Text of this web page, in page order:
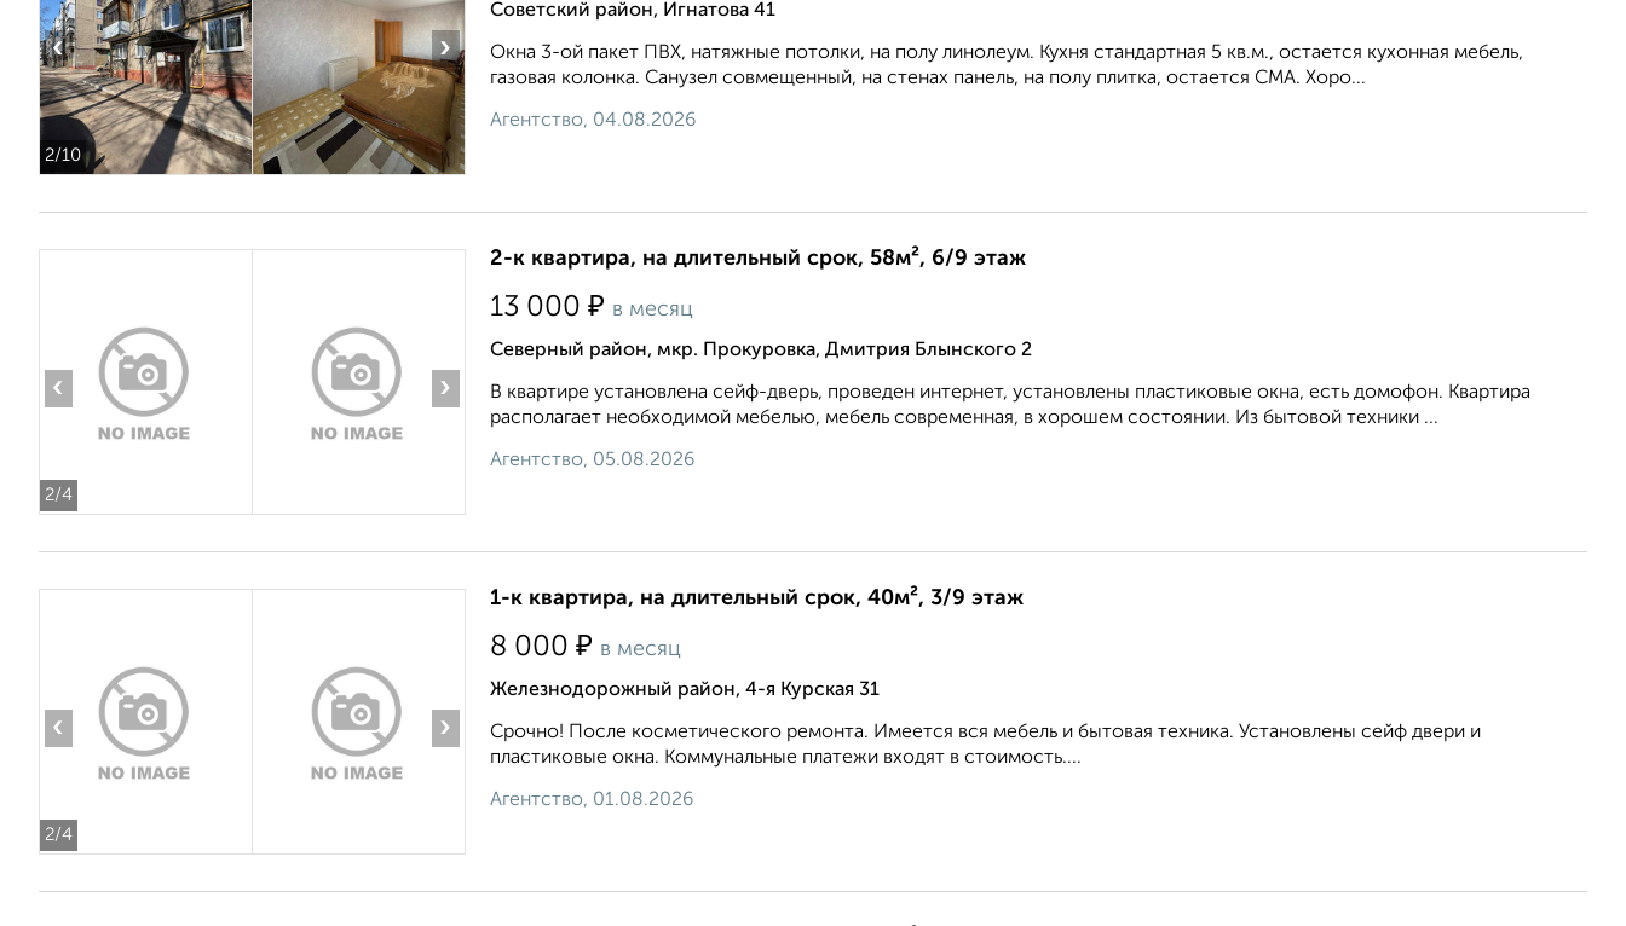
2/10
‹ ›
Советский район, Игнатова 41
Окна 3-ой пакет ПВХ, натяжные потолки, на полу линолеум. Кухня стандартная 5 кв.м., остается кухонная мебель,
газовая колонка. Санузел совмещенный, на стенах панель, на полу плитка, остается СМА. Хоро...
Агентство, 04.08.2026
2/4
‹ ›
2-к квартира, на длительный срок, 58м², 6/9 этаж
13 000 ₽ в месяц
Северный район, мкр. Прокуровка, Дмитрия Блынского 2
В квартире установлена сейф-дверь, проведен интернет, установлены пластиковые окна, есть домофон. Квартира
располагает необходимой мебелью, мебель современная, в хорошем состоянии. Из бытовой техники ...
Агентство, 05.08.2026
2/4
‹ ›
1-к квартира, на длительный срок, 40м², 3/9 этаж
8 000 ₽ в месяц
Железнодорожный район, 4-я Курская 31
Срочно! После косметического ремонта. Имеется вся мебель и бытовая техника. Установлены сейф двери и
пластиковые окна. Коммунальные платежи входят в стоимость....
Агентство, 01.08.2026